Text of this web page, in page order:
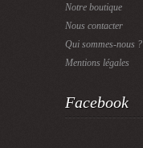
Notre boutique
Nous contacter
Qui sommes-nous ?
Mentions légales
Facebook